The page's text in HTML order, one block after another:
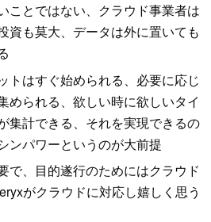
ことではない、クラウド事業者は
資も莫大、データは外に置いても
トはすぐ始められる、必要に応じ
められる、欲しい時に欲しいタイ
集計できる、それを実現できるの
ンパワーというのが大前提
で、目的遂行のためにはクラウド
がクラウドに対応し嬉しく思う